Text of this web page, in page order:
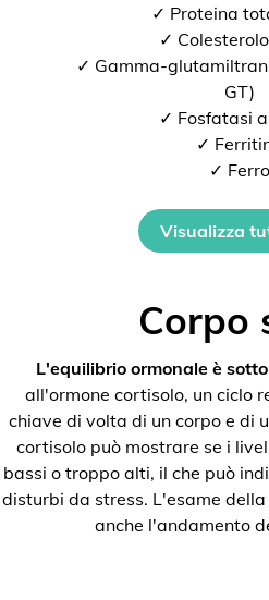
✓ Proteina
✓
✓ Gamma-
GT)
✓ Fosfatasi
✓
✓ Ferro
Visualizza
Corpo
L'equilibrio ormonale è
all'ormone cortisolo, un ciclo
chiave di volta di un corpo e di
cortisolo può mostrare se i
bassi o troppo alti, il che può
disturbi da stress. L'esame
anche l'andamento